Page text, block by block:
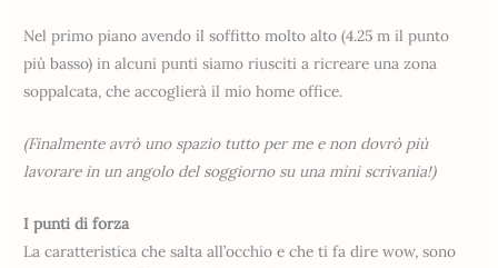
Nel primo piano avendo il soffitto molto alto (4.25 m il punto
più basso) in alcuni punti siamo riusciti a ricreare una zona
soppalcata, che accoglierà il mio home office.
(Finalmente avrò uno spazio tutto per me e non dovrò più
lavorare in un angolo del soggiorno su una mini scrivania!)
I punti di forza
La caratteristica che salta all’occhio e che ti fa dire wow, sono